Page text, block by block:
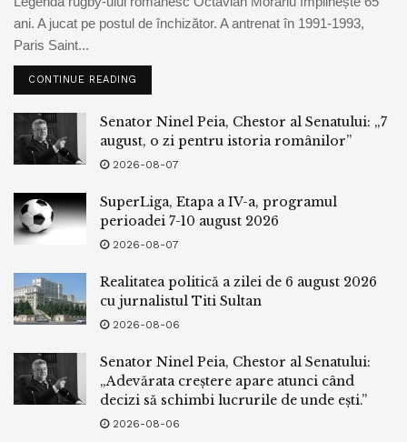
ani. A jucat pe postul de închizător. A antrenat în 1991-1993,
Paris Saint...
CONTINUE READING
Senator Ninel Peia, Chestor al Senatului: „7
august, o zi pentru istoria românilor”
2026-08-07
SuperLiga, Etapa a IV-a, programul
perioadei 7-10 august 2026
2026-08-07
Realitatea politică a zilei de 6 august 2026
cu jurnalistul Titi Sultan
2026-08-06
Senator Ninel Peia, Chestor al Senatului:
„Adevărata creștere apare atunci când
decizi să schimbi lucrurile de unde ești.”
2026-08-06